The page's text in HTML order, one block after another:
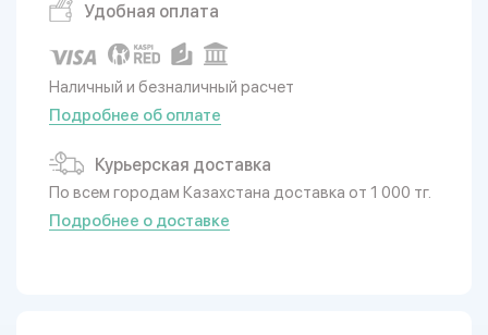
Удобная оплата
Наличный и безналичный расчет
Подробнее об оплате
Курьерская доставка
По всем городам Казахстана доставка от 1 000 тг.
Подробнее о доставке